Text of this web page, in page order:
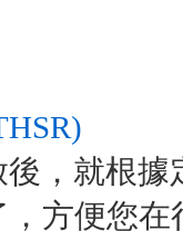
後，就根
方便您